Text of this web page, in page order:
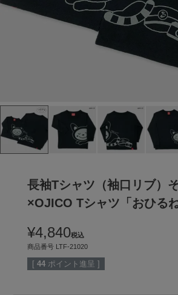
長袖Tシャツ（袖口リブ）
×OJICO Tシャツ「おひるね
¥4,840税込
商品番号 LTF-21020
[ 44 ポイント進呈 ]